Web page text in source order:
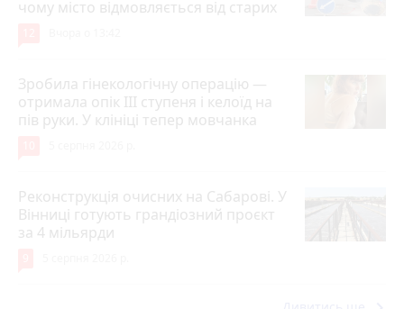
чому місто відмовляється від старих
Зробила гінекологічну операцію —
отримала опік ІІІ ступеня і келоїд на
пів руки. У клініці тепер мовчанка
Реконструкція очисних на Сабарові. У
Вінниці готують грандіозний проєкт
за 4 мільярди